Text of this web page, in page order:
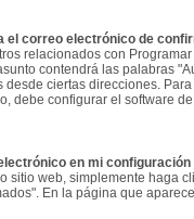
el correo electrónico de
relacionados con
contendrá las palabras
ciertas direcciones.
debe configurar el software
en mi
sitio web, simplemente haga
En la página que